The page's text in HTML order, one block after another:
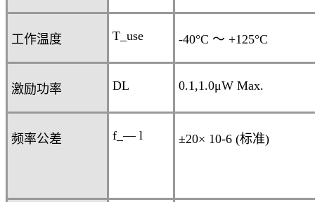
工作温度 T_use -40°C ～ +125°C
激励功率 DL 0.1,1.0μW Max.
频率公差 f_— l ±20× 10-6 (标准)